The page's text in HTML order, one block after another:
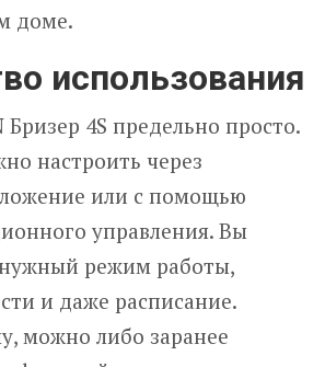
доме.
использования
Бризер 4S предельно просто.
настроить через
или с помощью
управления. Вы
режим работы,
и даже расписание.
можно либо заранее